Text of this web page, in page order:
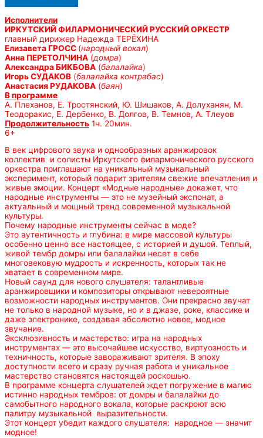
Исполнители
ИРКУТСКИЙ ФИЛАРМОНИЧЕСКИЙ РУССКИЙ ОРКЕСТР
главный дирижер Надежда ТЕРЁХИНА
Елизавета ГРОСС (народный вокал)
Анна ПЕРЕТОЛЧИНА (домра)
Александра БИКБОВА (балалайка)
Игорь СУДАКОВ (балалайка контрабас)
Анастасия РУДАКОВА (баян)
В программе
А. Плеханов, Е. Тростянский, Ю. Шишаков, А. Долуханян, М.
Теодоракис, Е. Дербенко, В. Долгов, В. Темнов, А. Тлеуов
Продолжительность 1ч. 20мин.
6+
В век цифрового звука и однообразных аранжировок
коллектив и солисты Иркутского филармонического русского
оркестра приглашают на уникальный музыкальный
эксперимент, который подарит зрителям свежие впечатления и
живые эмоции. Концерт «Модные народные» докажет, что
народные инструменты — это не музейный экспонат, а
актуальный и мощный тренд современной музыкальной
культуры.
Почему народные инструменты сейчас в моде?
Это аутентичность и глубина: в мире массовой культуры
особенно ценно все настоящее, с историей и душой. Теплый,
живой тембр домры или балалайки несет в себе
многовековую мудрость и искренность, которых так не
хватает в современном мире.
Новый саунд для нового слушателя: талантливые
аранжировщики и композиторы открывают невероятные
возможности народных инструментов. Они прекрасно звучат
не только в народной музыке, но и в джазе, роке, классике и
даже электронике, создавая абсолютно новое, модное
звучание.
Эксклюзивность и мастерство: игра на народных
инструментах — это высочайшее искусство, виртуозность и
техничность, которые завораживают зрителя. В эпоху
доступности всего и сразу ручная работа и уникальное
мастерство становятся настоящей роскошью.
В программе концерта слушателей ждет погружение в магию
истинно народных тембров: от домры и балалайки до
самобытного народного вокала, которые раскроют всю
палитру музыкальной выразительности.
Этот концерт убедит каждого слушателя: народное — значит
модное!